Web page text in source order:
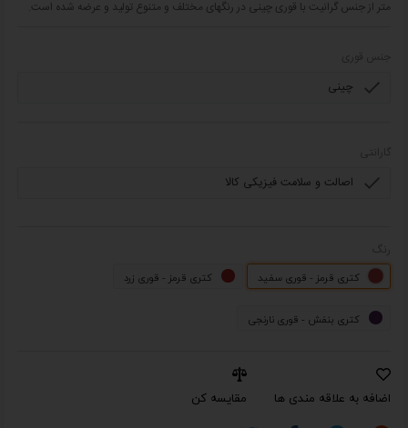
متر از جنس گرانیت با قوری چینی در رنگهای مختلف و متنوع تولید و عرضه شده است.
کتری قرمز - قوری سفید کتری قرمز - قوری زرد
کتری بنفش - قوری نارنجی
اضافه به علاقه مندی ها مقایسه کن